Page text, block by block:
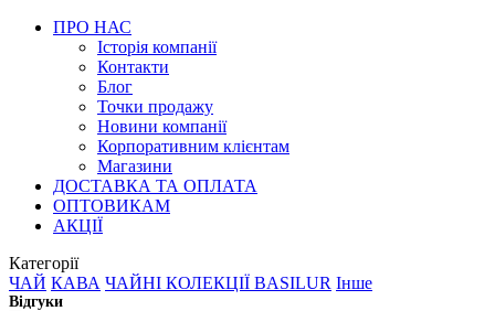
ПРО НАС
Історія компанії
Контакти
Блог
Точки продажу
Новини компанії
Корпоративним клієнтам
Магазини
ДОСТАВКА ТА ОПЛАТА
ОПТОВИКАМ
АКЦІЇ
Категорії
ЧАЙ КАВА ЧАЙНІ КОЛЕКЦІЇ BASILUR Інше
Відгуки